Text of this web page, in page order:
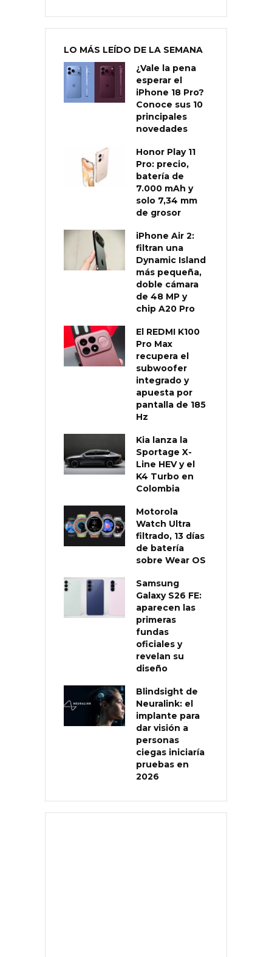
LO MÁS LEÍDO DE LA SEMANA
¿Vale la pena
esperar el
iPhone 18 Pro?
Conoce sus 10
principales
novedades
Honor Play 11
Pro: precio,
batería de
7.000 mAh y
solo 7,34 mm
de grosor
iPhone Air 2:
filtran una
Dynamic Island
más pequeña,
doble cámara
de 48 MP y
chip A20 Pro
El REDMI K100
Pro Max
recupera el
subwoofer
integrado y
apuesta por
pantalla de 185
Hz
Kia lanza la
Sportage X-
Line HEV y el
K4 Turbo en
Colombia
Motorola
Watch Ultra
filtrado, 13 días
de batería
sobre Wear OS
Samsung
Galaxy S26 FE:
aparecen las
primeras
fundas
oficiales y
revelan su
diseño
Blindsight de
Neuralink: el
implante para
dar visión a
personas
ciegas iniciaría
pruebas en
2026